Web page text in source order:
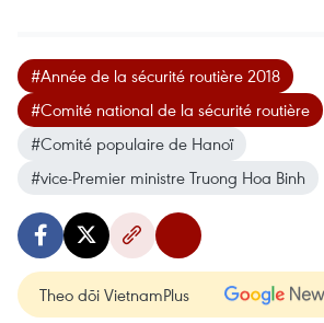
#Année de la sécurité routière 2018
#Comité national de la sécurité routière
#Comité populaire de Hanoï
#vice-Premier ministre Truong Hoa Binh
Theo dõi VietnamPlus